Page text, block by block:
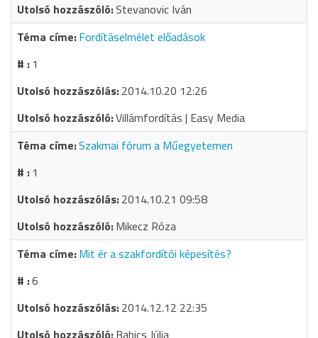
Stevanovic Iván
Fordításelmélet előadások
1
2014.10.20 12:26
Villámfordítás | Easy Media
Szakmai fórum a Műegyetemen
1
2014.10.21 09:58
Mikecz Róza
Mit ér a szakfordítói képesítés?
6
2014.12.12 22:35
Babics Júlia